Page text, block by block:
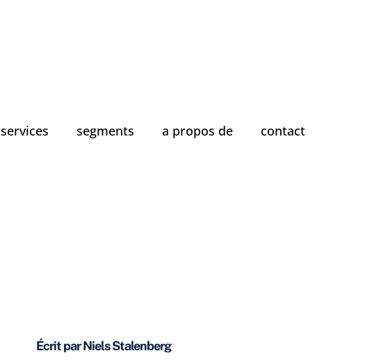
services segments a propos de contact
Écrit par Niels Stalenberg